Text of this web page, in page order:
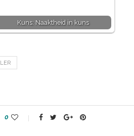
Kuns: Naaktheid in kuns
0